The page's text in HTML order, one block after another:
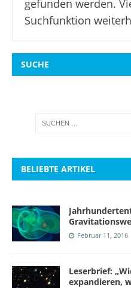
gefunden werden.
Suchfunktion
SUCHE
BELIEBTE ARTIKEL
Februar 11, 2016
Leserbrief:
expandieren,